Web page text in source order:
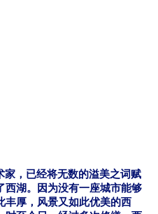
家，已经将无数的溢美之词赋
西湖。因为没有一座城市能够
丰厚，风景又如此优美的西